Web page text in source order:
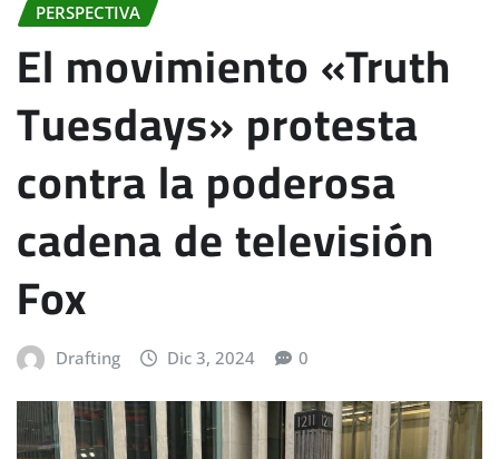
PERSPECTIVA
El movimiento «Truth
Tuesdays» protesta
contra la poderosa
cadena de televisión
Fox
Drafting Dic 3, 2024 0